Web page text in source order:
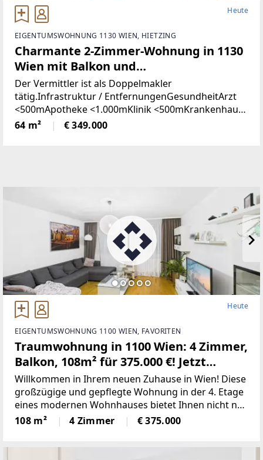
Heute
EIGENTUMSWOHNUNG 1130 WIEN, HIETZING
Charmante 2-Zimmer-Wohnung in 1130
Wien mit Balkon und
Gartenmitbenützung
Der Vermittler ist als Doppelmakler
tätig.Infrastruktur / EntfernungenGesundheitArzt
<500mApotheke <1.000mKlinik <500mKrankenhaus
<2.000mKinder & SchulenSchule
<500mKindergarten <1.000mUniversität
64 m² € 349.000
Heute
EIGENTUMSWOHNUNG 1100 WIEN, FAVORITEN
Traumwohnung in 1100 Wien: 4 Zimmer,
Balkon, 108m² für 375.000 €! Jetzt
besichtigen!
Willkommen in Ihrem neuen Zuhause in Wien! Diese
großzügige und gepflegte Wohnung in der 4. Etage
eines modernen Wohnhauses bietet Ihnen nicht nur
eine beeindruckende Wohnfläche von 108 m²,
sondern auch eine hervorragende Lebensqualität in
108 m² 4 Zimmer € 375.000